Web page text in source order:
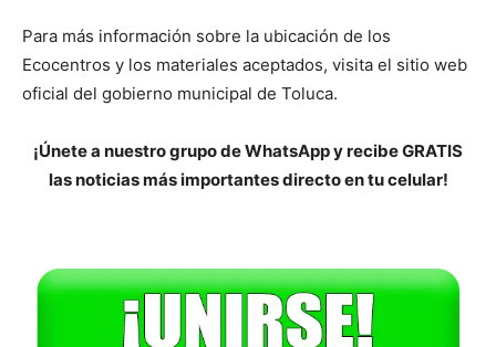
Para más información sobre la ubicación de los
Ecocentros y los materiales aceptados, visita el sitio web
oficial del gobierno municipal de Toluca.
¡Únete a nuestro grupo de WhatsApp y recibe GRATIS
las noticias más importantes directo en tu celular!